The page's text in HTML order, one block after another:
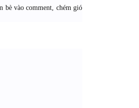
bè vào comment, chém gió